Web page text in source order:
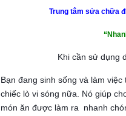
Trung tâm sửa chữa
Khi cần sử dụng
Bạn đang sinh sống và làm
chiếc lò vi sóng nữa. Nó giúp
món ăn được làm ra nhanh